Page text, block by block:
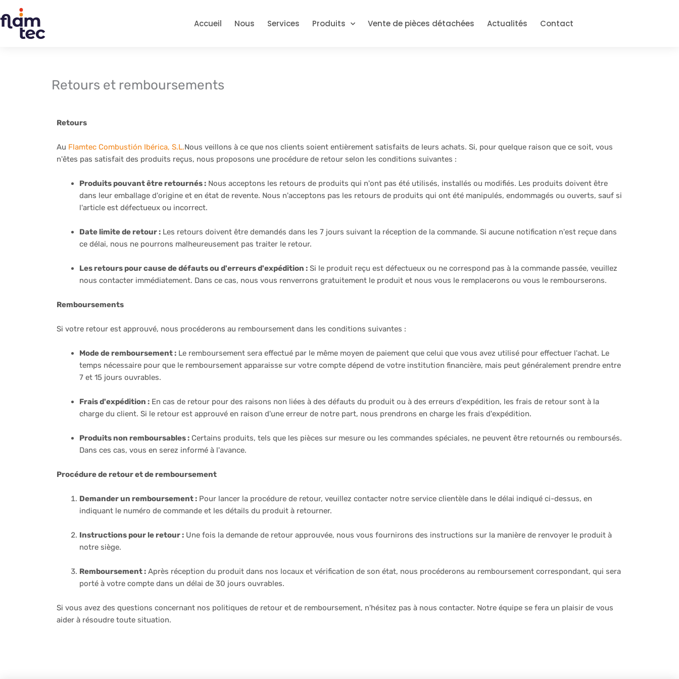
to
content
Accueil Nous Services Produits Vente de pièces détachées Actualités Contact
Retours et remboursements
Retours
Au Flamtec Combustión Ibérica, S.L.Nous veillons à ce que nos clients soient entièrement satisfaits de leurs achats. Si, pour quelque raison que ce soit, vous
n'êtes pas satisfait des produits reçus, nous proposons une procédure de retour selon les conditions suivantes :
Produits pouvant être retournés : Nous acceptons les retours de produits qui n'ont pas été utilisés, installés ou modifiés. Les produits doivent être
dans leur emballage d'origine et en état de revente. Nous n'acceptons pas les retours de produits qui ont été manipulés, endommagés ou ouverts, sauf si
l'article est défectueux ou incorrect.
Date limite de retour : Les retours doivent être demandés dans les 7 jours suivant la réception de la commande. Si aucune notification n'est reçue dans
ce délai, nous ne pourrons malheureusement pas traiter le retour.
Les retours pour cause de défauts ou d'erreurs d'expédition : Si le produit reçu est défectueux ou ne correspond pas à la commande passée, veuillez
nous contacter immédiatement. Dans ce cas, nous vous renverrons gratuitement le produit et nous vous le remplacerons ou vous le rembourserons.
Remboursements
Si votre retour est approuvé, nous procéderons au remboursement dans les conditions suivantes :
Mode de remboursement : Le remboursement sera effectué par le même moyen de paiement que celui que vous avez utilisé pour effectuer l'achat. Le
temps nécessaire pour que le remboursement apparaisse sur votre compte dépend de votre institution financière, mais peut généralement prendre entre
7 et 15 jours ouvrables.
Frais d'expédition : En cas de retour pour des raisons non liées à des défauts du produit ou à des erreurs d'expédition, les frais de retour sont à la
charge du client. Si le retour est approuvé en raison d'une erreur de notre part, nous prendrons en charge les frais d'expédition.
Produits non remboursables : Certains produits, tels que les pièces sur mesure ou les commandes spéciales, ne peuvent être retournés ou remboursés.
Dans ces cas, vous en serez informé à l'avance.
Procédure de retour et de remboursement
Demander un remboursement : Pour lancer la procédure de retour, veuillez contacter notre service clientèle dans le délai indiqué ci-dessus, en
indiquant le numéro de commande et les détails du produit à retourner.
Instructions pour le retour : Une fois la demande de retour approuvée, nous vous fournirons des instructions sur la manière de renvoyer le produit à
notre siège.
Remboursement : Après réception du produit dans nos locaux et vérification de son état, nous procéderons au remboursement correspondant, qui sera
porté à votre compte dans un délai de 30 jours ouvrables.
Si vous avez des questions concernant nos politiques de retour et de remboursement, n'hésitez pas à nous contacter. Notre équipe se fera un plaisir de vous
aider à résoudre toute situation.